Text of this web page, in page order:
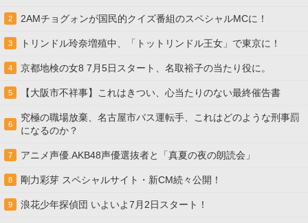
2 2AMチョグォンが国民的クイズ番組のスペシャルMCに！
3 トリンドル玲奈増殖中、「トットリンドル王女」で東京に！
4 京都地検の女8 7月5日スタート、名取裕子の当たり役に。
5 【大阪市不祥事】これはきつい、心当たりのない最終催告書
6
究極の職場放棄、名古屋市バス運転手、これはどのような刑事罰
になるのか？
7 アニメ声優.AKB48声優選抜者と「真夏の夜の朗読会」
8 剛力彩芽 スペシャルサイト・新CM続々公開！
9 浪花少年探偵団 いよいよ7月2日スタート！